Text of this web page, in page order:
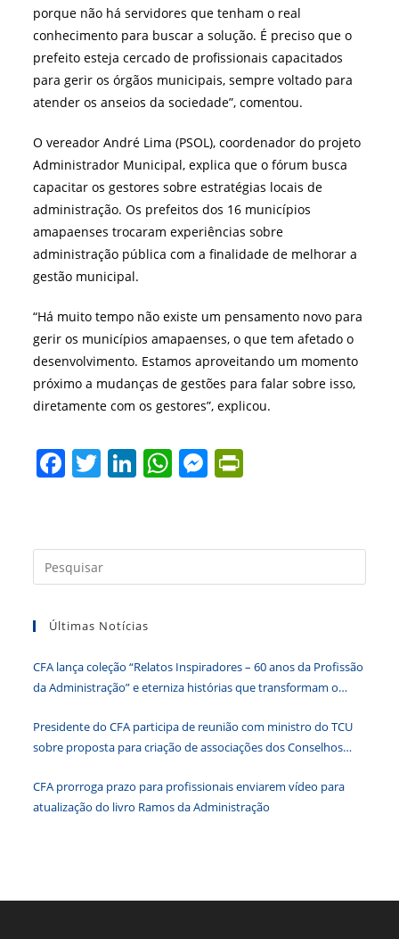
porque não há servidores que tenham o real
conhecimento para buscar a solução. É preciso que o
prefeito esteja cercado de profissionais capacitados
para gerir os órgãos municipais, sempre voltado para
atender os anseios da sociedade”, comentou.
O vereador André Lima (PSOL), coordenador do projeto
Administrador Municipal, explica que o fórum busca
capacitar os gestores sobre estratégias locais de
administração. Os prefeitos dos 16 municípios
amapaenses trocaram experiências sobre
administração pública com a finalidade de melhorar a
gestão municipal.
“Há muito tempo não existe um pensamento novo para
gerir os municípios amapaenses, o que tem afetado o
desenvolvimento. Estamos aproveitando um momento
próximo a mudanças de gestões para falar sobre isso,
diretamente com os gestores”, explicou.
F
e
b
o
k
T
er
Li
e
dI
W
s
A
M
e
n
ri
e
y
a
Últimas Notícias
CFA lança coleção “Relatos Inspiradores – 60 anos da Profissão
da Administração” e eterniza histórias que transformam o
Presidente do CFA participa de reunião com ministro do TCU
sobre proposta para criação de associações dos Conselhos
CFA prorroga prazo para profissionais enviarem vídeo para
atualização do livro Ramos da Administração